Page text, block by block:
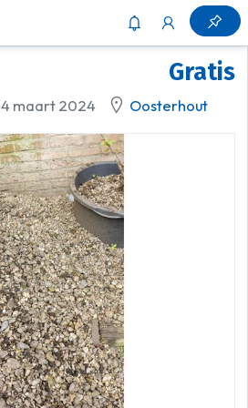
Gratis
4 maart 2024 Oosterhout